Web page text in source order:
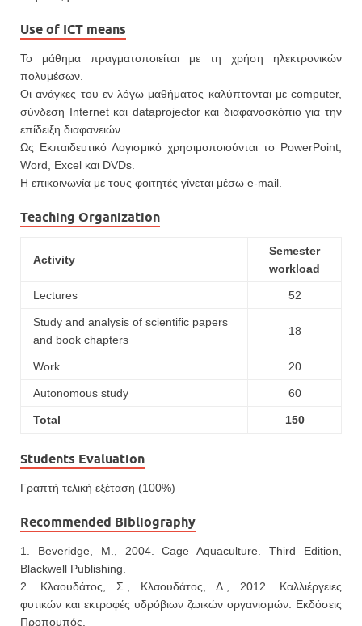
Use of ICT means
Το μάθημα πραγματοποιείται με τη χρήση ηλεκτρονικών
πολυμέσων.
Οι ανάγκες του εν λόγω μαθήματος καλύπτονται με computer,
σύνδεση Internet και dataprojector και διαφανοσκόπιο για την
επίδειξη διαφανειών.
Ως Εκπαιδευτικό Λογισμικό χρησιμοποιoύνται το PowerPoint,
Word, Excel και DVDs.
Η επικοινωνία με τους φοιτητές γίνεται μέσω e-mail.
Teaching Organization
Activity
Semester
workload
Lectures 52
Study and analysis of scientific papers
and book chapters
18
Work 20
Autonomous study 60
Total 150
Students Evaluation
Γραπτή τελική εξέταση (100%)
Recommended Bibliography
1. Beveridge, M., 2004. Cage Aquaculture. Third Edition,
Blackwell Publishing.
2. Κλαουδάτος, Σ., Κλαουδάτος, Δ., 2012. Καλλιέργειες
φυτικών και εκτροφές υδρόβιων ζωικών οργανισμών. Εκδόσεις
Προπομπός.